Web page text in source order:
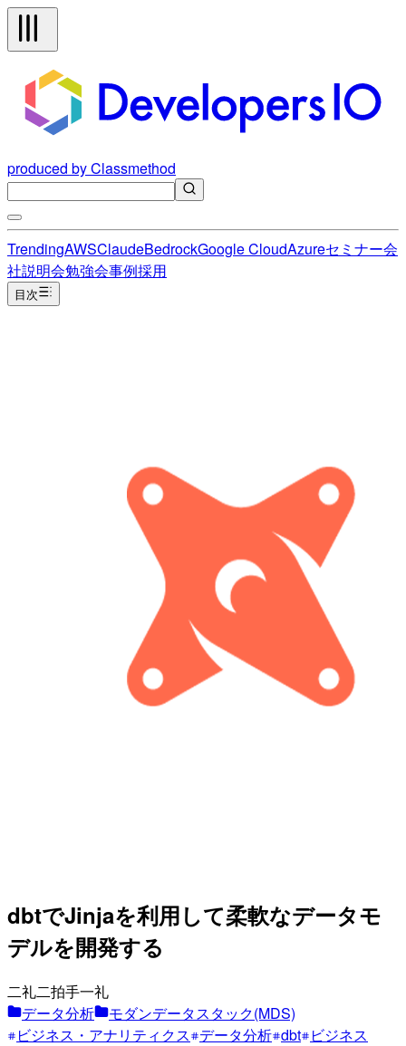
produced by Classmethod
TrendingAWSClaudeBedrockGoogle CloudAzureセミナー会
社説明会勉強会事例採用
目次
dbtでJinjaを利用して柔軟なデータモ
デルを開発する
二礼二拍手一礼
データ分析
モダンデータスタック(MDS)
ビジネス・アナリティクス データ分析 dbt ビジネス